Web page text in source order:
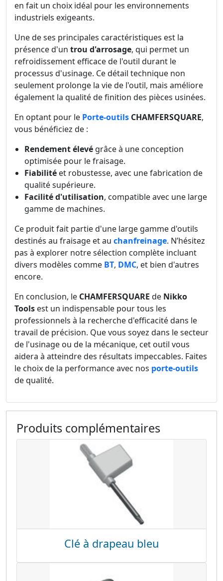
en fait un choix idéal pour les environnements
industriels exigeants.
Une de ses principales caractéristiques est la
présence d'un trou d'arrosage, qui permet un
refroidissement efficace de l'outil durant le
processus d'usinage. Ce détail technique non
seulement prolonge la vie de l'outil, mais améliore
également la qualité de finition des pièces usinées.
En optant pour le Porte-outils CHAMFERSQUARE,
vous bénéficiez de :
Rendement élevé grâce à une conception
optimisée pour le fraisage.
Fiabilité et robustesse, avec une fabrication de
qualité supérieure.
Facilité d'utilisation, compatible avec une large
gamme de machines.
Ce produit fait partie d'une large gamme d'outils
destinés au fraisage et au chanfreinage. N’hésitez
pas à explorer notre sélection complète incluant
divers modèles comme BT, DMC, et bien d'autres
encore.
En conclusion, le CHAMFERSQUARE de Nikko
Tools est un indispensable pour tous les
professionnels à la recherche d'efficacité dans le
travail de précision. Que vous soyez dans le secteur
de l'usinage ou de la mécanique, cet outil vous
aidera à atteindre des résultats impeccables. Faites
le choix de la performance avec nos porte-outils
de qualité.
Produits complémentaires
Clé à drapeau bleu